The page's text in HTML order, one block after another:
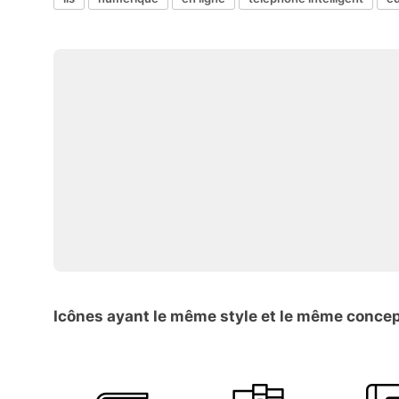
Icônes ayant le même style et le même